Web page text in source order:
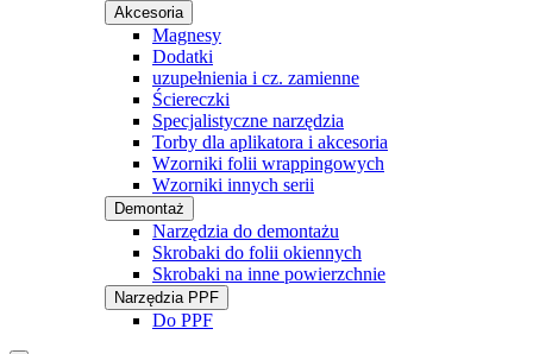
Akcesoria
Magnesy
Dodatki
uzupełnienia i cz. zamienne
Ściereczki
Specjalistyczne narzędzia
Torby dla aplikatora i akcesoria
Wzorniki folii wrappingowych
Wzorniki innych serii
Demontaż
Narzędzia do demontażu
Skrobaki do folii okiennych
Skrobaki na inne powierzchnie
Narzędzia PPF
Do PPF